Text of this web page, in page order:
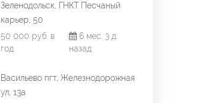
Зеленодольск, ГНКТ Песчаный
карьер, 50
50 000 руб. в
год
6 мес. 3 д.
назад
Васильево пгт, Железнодорожная
ул, 13а